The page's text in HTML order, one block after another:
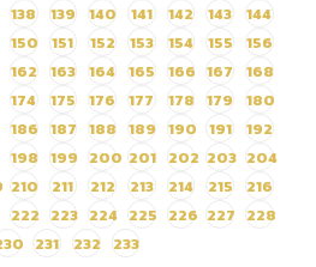
138 139 140 141 142 143
144
150 151 152 153 154 155
156
162 163 164 165 166 167
168
174 175 176 177 178 179
180
186 187 188 189 190 191
192
198 199 200 201 202 203 204
210 211 212 213 214 215
216
222 223 224 225 226 227 228
231 232 233